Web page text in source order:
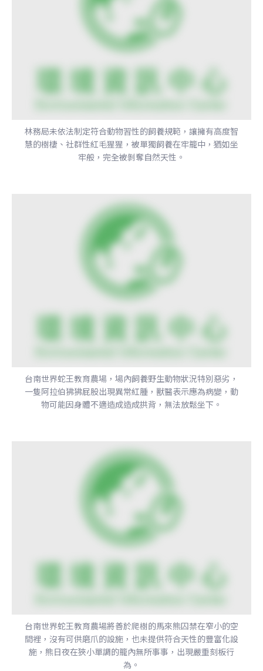
林務局未依法制定符合動物習性的飼養規範，讓擁有高度智
慧的樹棲、社群性紅毛猩猩，被單獨飼養在牢籠中，猶如坐
牢般，完全被剝奪自然天性。
台南世界蛇王教育農場，場內飼養野生動物狀況特別惡劣，
一隻阿拉伯狒狒屁股出現異常紅腫，獸醫表示應為病變，動
物可能因身體不適造成造成拱背，無法放鬆坐下。
台南世界蛇王教育農場將善於爬樹的馬來熊囚禁在窄小的空
間裡，沒有可供磨爪的設施，也未提供符合天性的豐富化設
施，熊日夜在狹小單調的籠內無所事事，出現嚴重刻板行
為。